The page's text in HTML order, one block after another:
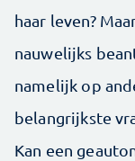
haar leven?
nauwelijks
namelijk op
belangrijkste
Kan een